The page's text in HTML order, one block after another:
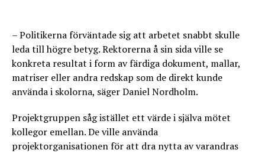
– Politikerna förväntade sig att arbetet snabbt skulle
leda till högre betyg. Rektorerna å sin sida ville se
konkreta resultat i form av färdiga dokument, mallar,
matriser eller andra redskap som de direkt kunde
använda i skolorna, säger Daniel Nordholm.
Projektgruppen såg istället ett värde i själva mötet
kollegor emellan. De ville använda
projektorganisationen för att dra nytta av varandras